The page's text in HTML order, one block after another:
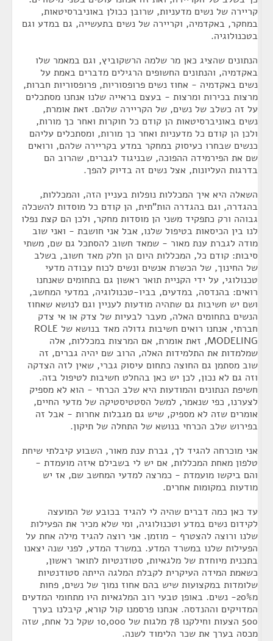
קריירה של נשים מדעניות, שרובן ככולן באוניברסיטאות,
במחקר, באקדמיה, וקריירה של נשים בתעשייה, גם במדע וגם
בטכנולוגיה.
הנתונים שהציג כאן מר שלמה הרשקוביץ, וגם במאמר שלו
באקדמיה, והנתונים החשופים הרגילים מדברים באמת על
נשים באקדמיה - אחוז נשים פרופסוריות, פרופסוריות חברות,
מרצות בכירות ומרצות - בעצם בראייה שלנו אנחנו מסתכלים
על זה כשלב של נשים, של הקריירה שלהם. זאת אומרת,
נשים באוניברסיטאות הן קודם כל חוקרות ואחר כך מורות,
ולכן הן קודם כל מדעניות ואחר כך מורות, ומסתכלים עליהם
כנשים שבחרו כעיסוק במחקר במדע בקריירה שלהם, ורואים
שם את הפירמידה ההפוכה, שבניגוד לגברים, שהרוב הם
בדרגות העליונות, אצל נשים זה בדיוק להפך.
השאלה היא איך המכללות נופלות בעניין הזה, והמכללות,
בהגדרה, וגם בהגדרה הות"תית, הן קודם כל מוסדות להשכלה
גבוהה ורק כתפקיד משני הן מוסדות מחקר, ולכן הם קצת נפלו
לנו בין הכיסאות בטיפול שלנו, אבל אני חושבת - ואני שוב
מודה לגברת ענת מאור - שמאד חשוב להסתכל גם שם, משתי
סיבות: קודם כל, המכללות היום הן חלק מאד חשוב, בשלב
של החינוך, של הכשרת אנשים ונשים לכוח עבודה מדעי
טכנולוגי, על ידי הקניית תואר ראשון גם בתחומים שאנחנו
רואים: בהנדסה, במדעים, בביו-טכנולוגיה, במדעי המחשב,
ושם יש חשיבות גם שתהיה מודעות לעניין וגם לנושא שאחוז
הנשים בתחומים האלה, מעבר לבעיות של צדק או אי צדק
חברתי, אנחנו רואים חשיבות גדולה מאד בנושא של ROLE
MODELING, זאת אומרת, אם המרצות במכללות, אלה
שמלמדות את התלמידות האלה, הרוב שם יהיה גברים, זה
שוב מסתמן גם החוצה כתחום עיסוק גברי, שאין לזה הצדקה
וזה גם לא נכון, לכן יש כאן בהחלט חשיבות לטיפול בזה.
חשיפת הנתונים והמודעות היא שלב הכרחי - הוא לא מספיק
לצערנו, כפי שנאמר, למשל הסטטיסטיקה של מדעי החיים,
אומרים שזה לא מספיק, שיש גם מגבלות אחרות - אבל זה
בפירוש שלב הכרחי בנושא של התחלה של תיקון.
אני מוכרחה להגיד לך, גברת ענת מאור, השבוע קיבלתי שיחת
טלפון מאחת המכללות, אם יש לי בשבילם איזה מועמדת -
והם ביקשו מועמדת - כמרצה למדעי המחשב שם, אז יש
מודעות במקומות אחרים.
עד כאן כמה דברים שהיה לי להגיד בכובע של המועצה
לקידום נשים במדע וטכנולוגיה, ומי שלא מכיר את הפעילות
שלנו ורוצה להצטרף - מוזמן. אני רוצה להגיד מילה אחת על
הפעילות שלנו במשרד המדע. במשרד המדע, לפני שנה יצאנו
בתכנית מיוחדת של מלגאיות, סטודנטיות לתואר ראשון,
כשאמת המידה העיקרית לקבלת המלגה הייתה סטודנטיות
שלומדות במקצועות שיש בהם אחוז נמוך של נשים, פחות
מ20%- נשים. באופן טבעי רוב המלגאיות היו מתחומי המדעים
המדויקים וההנדסה. אנחנו פרסמנו קול קורא, קיבלנו בערך
500 הצעות וחילקנו 78 מלגות של 10,000 שקל כל אחת, שזה
מכסה בערך את שכר הלימוד לשנה.